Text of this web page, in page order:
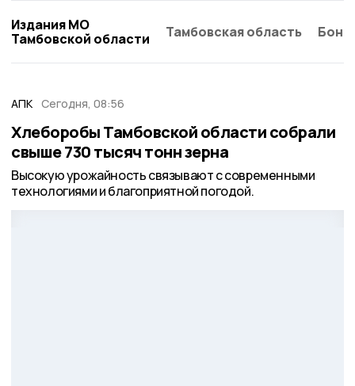
Издания МО
Тамбовской области
Тамбовская область
АПК Сегодня, 08:56
Хлеборобы Тамбовской области собрали
свыше 730 тысяч тонн зерна
Высокую урожайность связывают с современными
технологиями и благоприятной погодой.